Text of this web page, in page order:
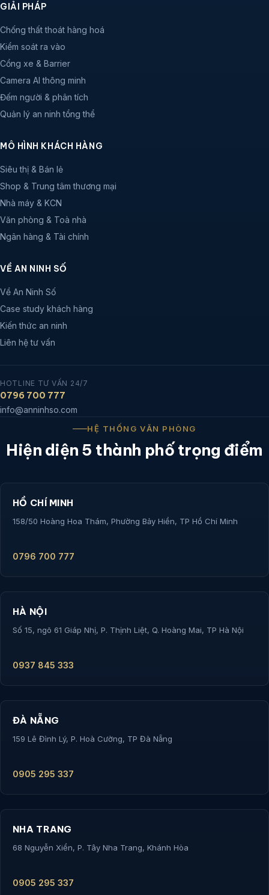
GIẢI PHÁP
Chống thất thoát hàng hoá
Kiểm soát ra vào
Cổng xe & Barrier
Camera AI thông minh
Đếm người & phân tích
Quản lý an ninh tổng thể
MÔ HÌNH KHÁCH HÀNG
Siêu thị & Bán lẻ
Shop & Trung tâm thương mại
Nhà máy & KCN
Văn phòng & Toà nhà
Ngân hàng & Tài chính
VỀ AN NINH SỐ
Về An Ninh Số
Case study khách hàng
Kiến thức an ninh
Liên hệ tư vấn
HOTLINE TƯ VẤN 24/7
0796 700 777
info@anninhso.com
HỆ THỐNG VĂN PHÒNG
Hiện diện 5 thành phố trọng điểm
HỒ CHÍ MINH
158/50 Hoàng Hoa Thám, Phường Bảy Hiền, TP Hồ Chí Minh
0796 700 777
HÀ NỘI
Số 15, ngõ 61 Giáp Nhị, P. Thịnh Liệt, Q. Hoàng Mai, TP Hà Nội
0937 845 333
ĐÀ NẴNG
159 Lê Đình Lý, P. Hoà Cường, TP Đà Nẵng
0905 295 337
NHA TRANG
68 Nguyễn Xiển, P. Tây Nha Trang, Khánh Hòa
0905 295 337